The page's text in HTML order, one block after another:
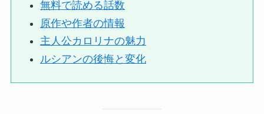
無料で読める話数
原作や作者の情報
主人公カロリナの魅力
ルシアンの後悔と変化